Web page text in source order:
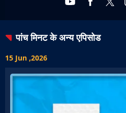
पांच मिनटके अन्य एपिसोड
15 Jun ,2026